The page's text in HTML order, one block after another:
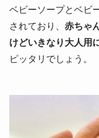
ベビーソープとベビ
されており、 赤ちゃ
けどいきなり大人用
ピッタリでしょう。